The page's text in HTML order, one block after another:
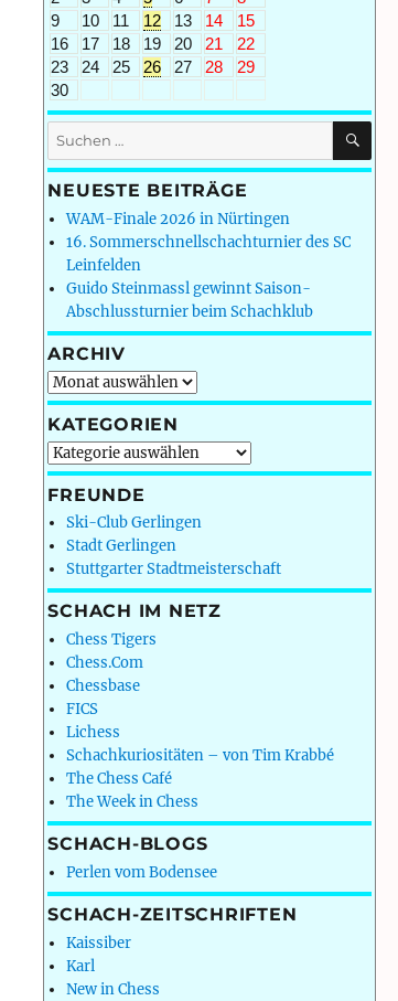
9
10 11 12 13 14
15
16
17 18 19 20 21
22
23
24 25 26 27 28
29
30
Suchen
nach:
NEUESTE BEITRÄGE
WAM-Finale 2026 in Nürtingen
16. Sommerschnellschachturnier des SC
Leinfelden
Guido Steinmassl gewinnt Saison-
Abschlussturnier beim Schachklub
ARCHIV
Archiv
KATEGORIEN
Kategorien
FREUNDE
Ski-Club Gerlingen
Stadt Gerlingen
Stuttgarter Stadtmeisterschaft
SCHACH IM NETZ
Chess Tigers
Chess.Com
Chessbase
FICS
Lichess
Schachkuriositäten – von Tim Krabbé
The Chess Café
The Week in Chess
SCHACH-BLOGS
Perlen vom Bodensee
SCHACH-ZEITSCHRIFTEN
Kaissiber
Karl
New in Chess